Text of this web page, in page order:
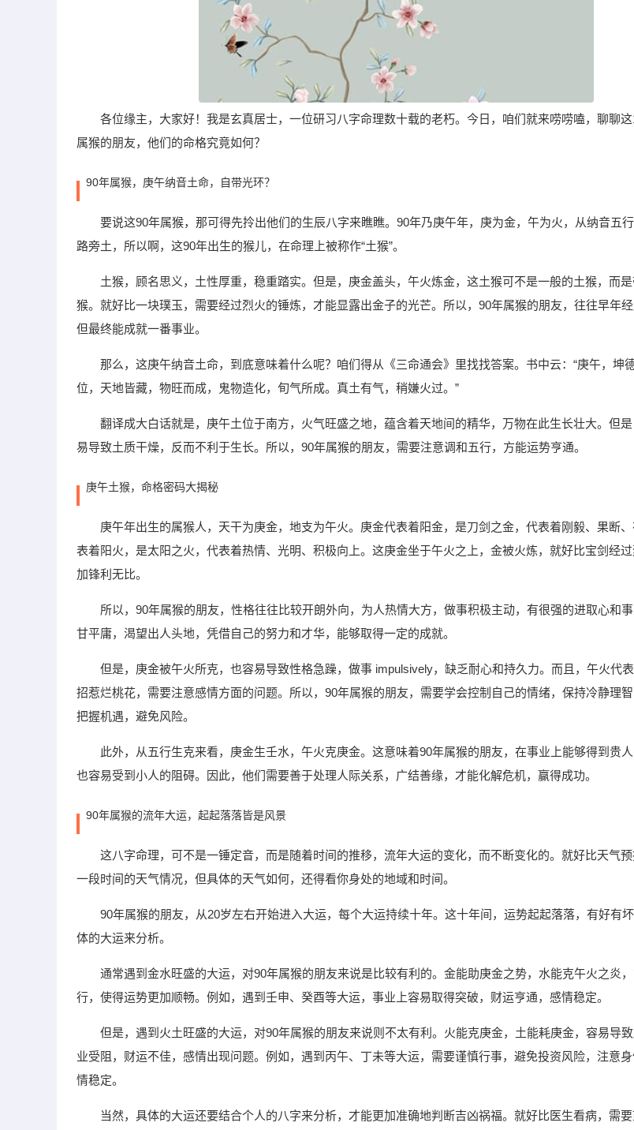
各位缘主，大家好！我是玄真居士，一位研习八字命理数十载的老朽。今日，咱们就来唠唠嗑，聊聊
属猴的朋友，他们的命格究竟如何？
90年属猴，庚午纳音土命，自带光环？
要说这90年属猴，那可得先拎出他们的生辰八字来瞧瞧。90年乃庚午年，庚为金，午为火，从纳音五
路旁土，所以啊，这90年出生的猴儿，在命理上被称作“土猴”。
土猴，顾名思义，土性厚重，稳重踏实。但是，庚金盖头，午火炼金，这土猴可不是一般的土猴，而
猴。就好比一块璞玉，需要经过烈火的锤炼，才能显露出金子的光芒。所以，90年属猴的朋友，往往早年经
但最终能成就一番事业。
那么，这庚午纳音土命，到底意味着什么呢？咱们得从《三命通会》里找找答案。书中云：“庚午，坤
位，天地皆藏，物旺而成，鬼物造化，旬气所成。真土有气，稍嫌火过。”
翻译成大白话就是，庚午土位于南方，火气旺盛之地，蕴含着天地间的精华，万物在此生长壮大。但
易导致土质干燥，反而不利于生长。所以，90年属猴的朋友，需要注意调和五行，方能运势亨通。
庚午土猴，命格密码大揭秘
庚午年出生的属猴人，天干为庚金，地支为午火。庚金代表着阳金，是刀剑之金，代表着刚毅、果断
表着阳火，是太阳之火，代表着热情、光明、积极向上。这庚金坐于午火之上，金被火炼，就好比宝剑经
加锋利无比。
所以，90年属猴的朋友，性格往往比较开朗外向，为人热情大方，做事积极主动，有很强的进取心和
甘平庸，渴望出人头地，凭借自己的努力和才华，能够取得一定的成就。
但是，庚金被午火所克，也容易导致性格急躁，做事 impulsively，缺乏耐心和持久力。而且，午火代
招惹烂桃花，需要注意感情方面的问题。所以，90年属猴的朋友，需要学会控制自己的情绪，保持冷静理
把握机遇，避免风险。
此外，从五行生克来看，庚金生壬水，午火克庚金。这意味着90年属猴的朋友，在事业上能够得到贵
也容易受到小人的阻碍。因此，他们需要善于处理人际关系，广结善缘，才能化解危机，赢得成功。
90年属猴的流年大运，起起落落皆是风景
这八字命理，可不是一锤定音，而是随着时间的推移，流年大运的变化，而不断变化的。就好比天气
一段时间的天气情况，但具体的天气如何，还得看你身处的地域和时间。
90年属猴的朋友，从20岁左右开始进入大运，每个大运持续十年。这十年间，运势起起落落，有好有
体的大运来分析。
通常遇到金水旺盛的大运，对90年属猴的朋友来说是比较有利的。金能助庚金之势，水能克午火之炎
行，使得运势更加顺畅。例如，遇到壬申、癸酉等大运，事业上容易取得突破，财运亨通，感情稳定。
但是，遇到火土旺盛的大运，对90年属猴的朋友来说则不太有利。火能克庚金，土能耗庚金，容易导
业受阻，财运不佳，感情出现问题。例如，遇到丙午、丁未等大运，需要谨慎行事，避免投资风险，注意
情稳定。
当然，具体的大运还要结合个人的八字来分析，才能更加准确地判断吉凶祸福。就好比医生看病，需